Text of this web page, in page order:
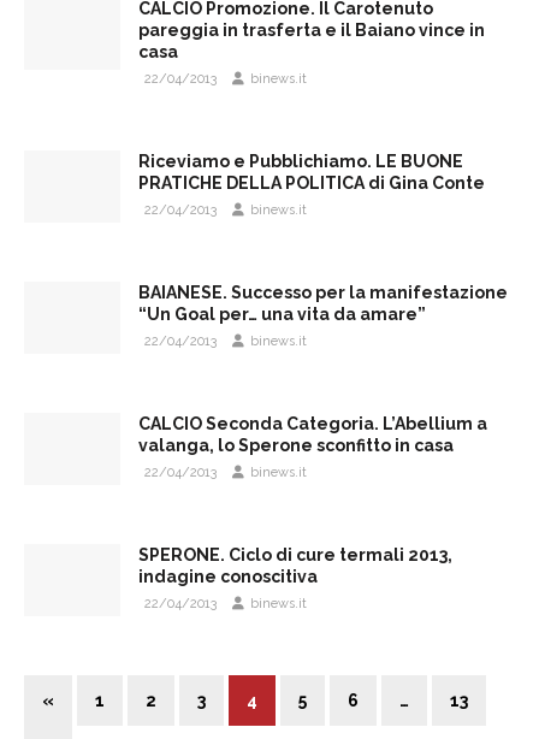
CALCIO Promozione. Il Carotenuto
pareggia in trasferta e il Baiano vince in
casa
22/04/2013 binews.it
Riceviamo e Pubblichiamo. LE BUONE
PRATICHE DELLA POLITICA di Gina Conte
22/04/2013 binews.it
BAIANESE. Successo per la manifestazione
“Un Goal per… una vita da amare”
22/04/2013 binews.it
CALCIO Seconda Categoria. L’Abellium a
valanga, lo Sperone sconfitto in casa
22/04/2013 binews.it
SPERONE. Ciclo di cure termali 2013,
indagine conoscitiva
22/04/2013 binews.it
« 1 2 3 4 5 6 … 13